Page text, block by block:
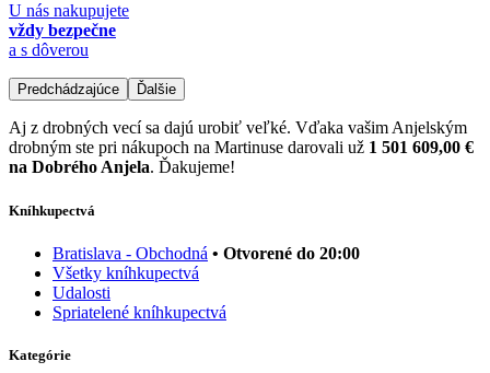
U nás nakupujete
vždy bezpečne
a s dôverou
Predchádzajúce Ďalšie
Aj z drobných vecí sa dajú urobiť veľké. Vďaka vašim Anjelským
drobným ste pri nákupoch na Martinuse darovali už 1 501 609,00 €
na Dobrého Anjela. Ďakujeme!
Kníhkupectvá
Bratislava - Obchodná • Otvorené do 20:00
Všetky kníhkupectvá
Udalosti
Spriatelené kníhkupectvá
Kategórie